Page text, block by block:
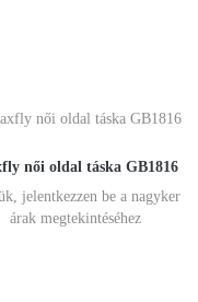
női oldal táska GB1816
jelentkezzen be a nagyker
árak megtekintéséhez